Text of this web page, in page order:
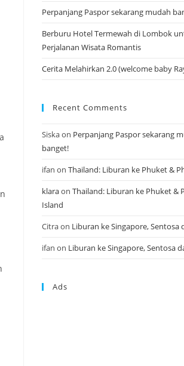
Perpanjang Paspor sekarang mudah
Berburu Hotel Termewah di Lombok
Perjalanan Wisata Romantis
Cerita Melahirkan 2.0 (welcome baby
Recent Comments
Siskaon Perpanjang Paspor sekarang
banget!
ifan on Thailand: Liburan ke Phuket &
klaraon Thailand: Liburan ke Phuket &
Island
Citraon Liburan ke Singapore, Sentosa
ifan on Liburan ke Singapore, Sentosa
Ads